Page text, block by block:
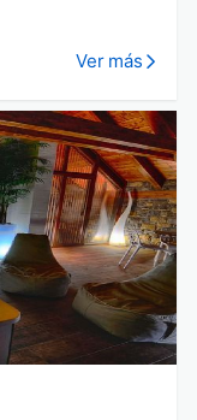
Ver más